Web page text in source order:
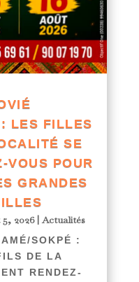
LES FILLES
SE
VOUS POUR
GRANDES
2026|Actualités
SOKPÉ :
DE LA
RENDEZ-